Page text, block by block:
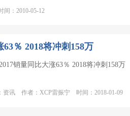
：2010-05-12
％ 2018将冲刺158万
销量同比大涨63％ 2018将冲刺158万
资讯 作者：XCP雷振宁 时间：2018-01-09